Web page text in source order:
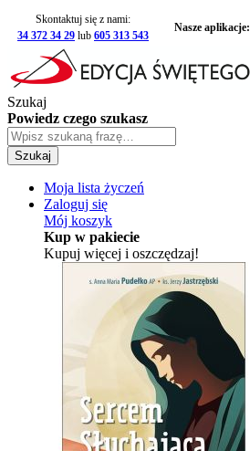
Skontaktuj się z nami:
34 372 34 29 lub 605 313 543
Nasze aplikacje:
Szukaj
Powiedz czego szukasz
Szukaj
Moja lista życzeń
Zaloguj się
Mój koszyk
Kup w pakiecie
Kupuj więcej i oszczędzaj!